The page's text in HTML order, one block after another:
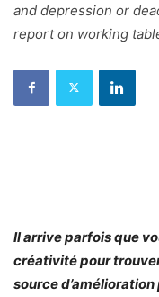
and depression or
report on working
Il arrive parfois que
créativité pour
source